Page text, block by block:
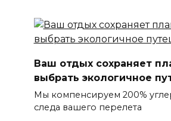
Ваш отдых сохраняет
выбрать экологичное
Мы компенсируем 200%
следа вашего перелета